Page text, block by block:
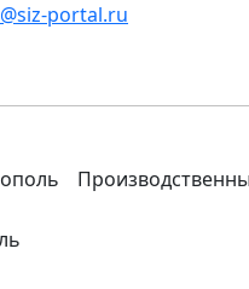
portal.ru